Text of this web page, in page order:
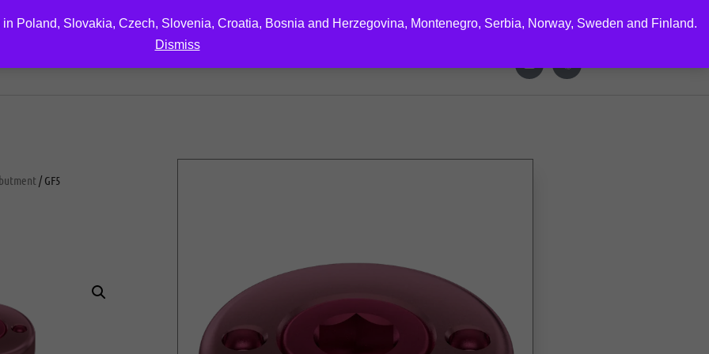
Poland, Slovakia, Czech, Slovenia, Croatia, Bosnia and Herzegovina, Montenegro, Serbia, Norway, Sweden and Finland.
Dismiss
DOWNLOAD
/ GF5